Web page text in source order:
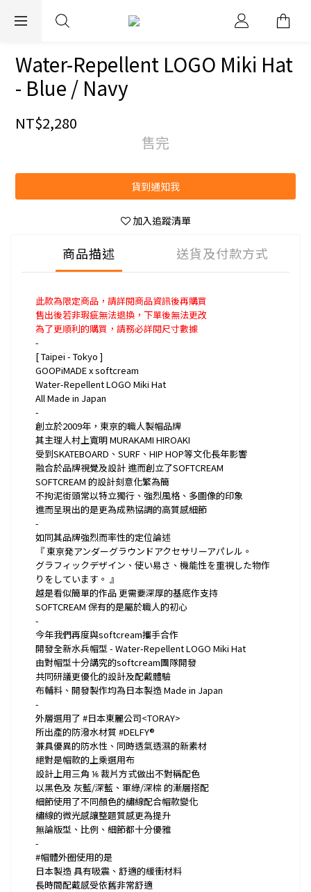
EXPRESS WORLDWIDE SHIPPING
Water-Repellent LOGO Miki Hat
- Blue / Navy
NT$2,280
售完
貨到通知我
加入追蹤清單
商品描述 送貨及付款方式
此款為限定商品，請詳閱商品資訊後再購買
售出後若非瑕疵無法退換，下單後無法更改
為了更順利的購買，請務必詳閱尺寸數據
-
[ Taipei - Tokyo ]
GOOPiMADE x softcream
Water-Repellent LOGO Miki Hat
All Made in Japan
-
創立於2009年，東京的職人製帽品牌
其主理人村上寬明 MURAKAMI HIROAKI
受到SKATEBOARD、SURF、HIP HOP等文化長年影響
融合於品牌視覺及設計 進而創立了SOFTCREAM
SOFTCREAM 的設計刻意化繁為簡
不拘泥街頭常以特立獨行、強烈風格、多圖像的印象
進而呈現出的是更為成熟協調的高質感細節
-
如同其品牌強烈而率性的定位論述
『 東京発アンダーグラウンドアクセサリーアパレル。
グラフィックデザイン、使い易さ、機能性を重視した物作
りをしています。 』
越是看似簡單的作品 更需要深厚的基底作支持
SOFTCREAM 保有的是屬於職人的初心
-
今年我們再度與softcream攜手合作
開發全新水兵帽型 - Water-Repellent LOGO Miki Hat
由對帽型十分講究的softcream團隊開發
共同研議更優化的設計及配戴體驗
布輔料、開發製作均為日本製造 Made in Japan
-
外層選用了 #日本東麗公司<TORAY>
所出產的防潑水材質 #DELFY®
兼具優異的防水性、同時透氣透濕的新素材
絕對是帽款的上乘選用布
設計上用三角 ⅙ 裁片方式做出不對稱配色
以黑色及 灰藍/深藍、軍綠/深棕 的漸層搭配
細節使用了不同顏色的繡線配合帽款變化
繡線的微光感讓整題質感更為提升
無論版型、比例、細節都十分優雅
-
#帽體外圈使用的是
日本製造 具有吸震、舒適的緩衝材料
長時間配戴感受依舊非常舒適